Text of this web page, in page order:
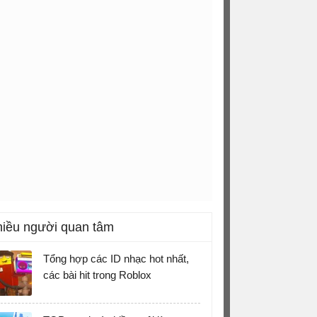
người quan tâm
Tổng hợp các ID nhạc hot nhất,
các bài hit trong Roblox